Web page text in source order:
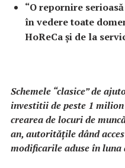
“O repornire
în vedere toate
HoReCa și de la
Schemele “clasice” de
investitii de peste 1
crearea de locuri de
an, autorităţile dând
modificarile aduse în luna